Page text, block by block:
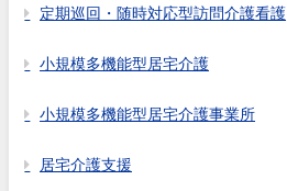
定期巡回・随時対応型訪問介護看護
小規模多機能型居宅介護
小規模多機能型居宅介護事業所
居宅介護支援